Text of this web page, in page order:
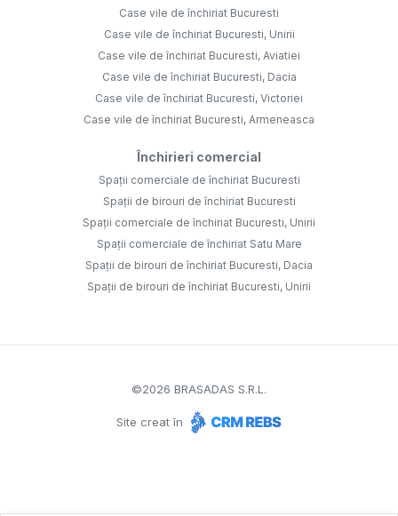
Case vile de închiriat Bucuresti
Case vile de închiriat Bucuresti, Unirii
Case vile de închiriat Bucuresti, Aviatiei
Case vile de închiriat Bucuresti, Dacia
Case vile de închiriat Bucuresti, Victoriei
Case vile de închiriat Bucuresti, Armeneasca
Închirieri comercial
Spații comerciale de închiriat Bucuresti
Spații de birouri de închiriat Bucuresti
Spații comerciale de închiriat Bucuresti, Unirii
Spații comerciale de închiriat Satu Mare
Spații de birouri de închiriat Bucuresti, Dacia
Spații de birouri de închiriat Bucuresti, Unirii
©2026 BRASADAS S.R.L.
Site creat în